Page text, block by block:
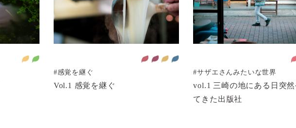
#感覚を継ぐ
Vol.1 感覚を継ぐ
#サザエさんみたいな世界
vol.1 三崎の地にある日突
てきた出版社